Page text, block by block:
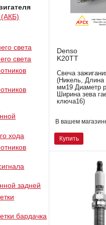
(АКБ)
света
света
хода
задней
бардачка
Denso
K20TT
Свеча
(Никель, Длина
мм19 Диаметр
Ширина зева
ключа16)
В вашем
Купить